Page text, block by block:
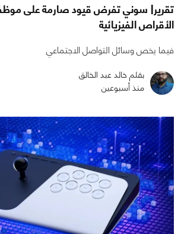
تقرير| سوني تفرض قيود صارمة على
الأقراص الفيزيائية
فيما يخص وسائل التواصل الاجتماعي
بقلم خالد عبد الخالق
منذ أسبوعين